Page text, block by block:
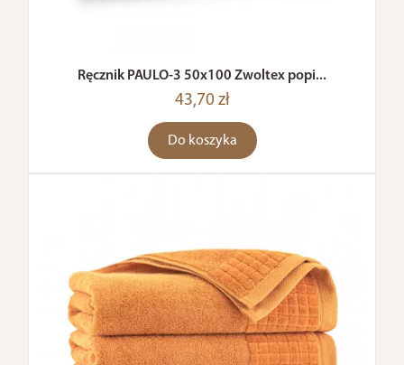
Ręcznik PAULO-3 50x100 Zwoltex popi...
43,70 zł
Do koszyka